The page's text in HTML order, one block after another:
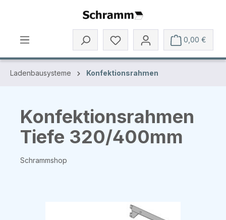
Zum Hauptinhalt springen
0,00 €
Ladenbausysteme Konfektionsrahmen
Konfektionsrahmen
Tiefe 320/400mm
Schrammshop